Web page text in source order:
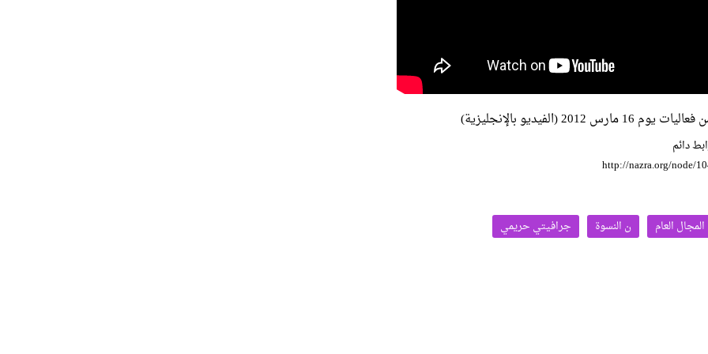
يوم 16 مارس 2012 (الفيديو بالإنجليزية)
دائم
http://nazra.org/node/
المجال العام ن النسوة جرافيتي حريمي